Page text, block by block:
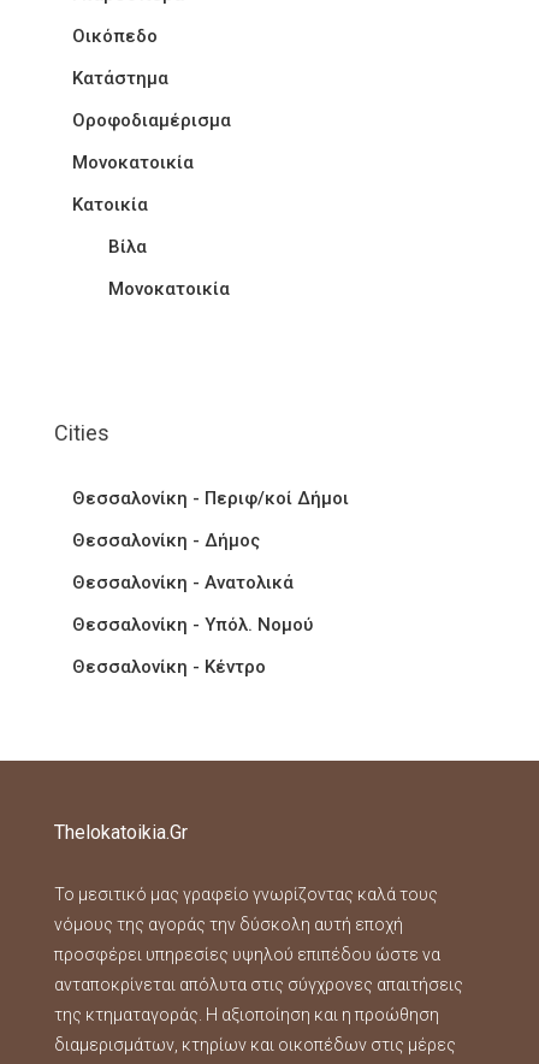
Οικόπεδο
Κατάστημα
Οροφοδιαμέρισμα
Μονοκατοικία
Κατοικία
Βίλα
Μονοκατοικία
Cities
Θεσσαλονίκη - Περιφ/κοί Δήμοι
Θεσσαλονίκη - Δήμος
Θεσσαλονίκη - Ανατολικά
Θεσσαλονίκη - Υπόλ. Νομού
Θεσσαλονίκη - Κέντρο
Thelokatoikia.gr
Το μεσιτικό μας γραφείο γνωρίζοντας καλά τους
νόμους της αγοράς την δύσκολη αυτή εποχή
προσφέρει υπηρεσίες υψηλού επιπέδου ώστε να
ανταποκρίνεται απόλυτα στις σύγχρονες απαιτήσεις
της κτηματαγοράς. Η αξιοποίηση και η προώθηση
διαμερισμάτων, κτηρίων και οικοπέδων στις μέρες